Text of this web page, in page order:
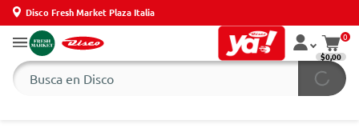
Disco Fresh Market Plaza Italia
0
$0,00